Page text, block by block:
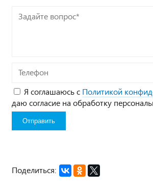
Задайте
Телефон
Я соглашаюсь с Политикой
даю согласие на обработку
Поделиться: